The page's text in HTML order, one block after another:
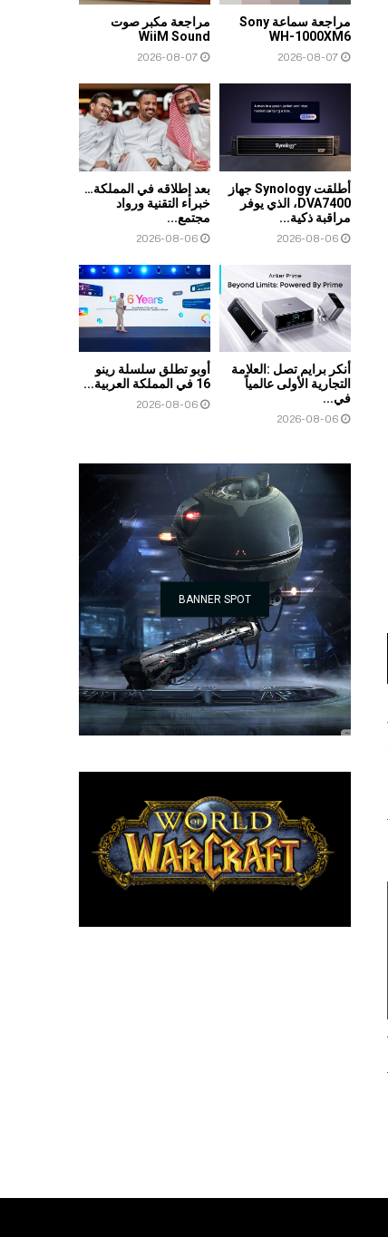
مراجعة سماعة Sony
WH-1000XM6
2026-08-07
مراجعة مكبر صوت
WiiM Sound
2026-08-07
أطلقت Synology جهاز
DVA7400، الذي يوفر
مراقبة ذكية...
2026-08-06
بعد إطلاقه في المملكة…
خبراء التقنية ورواد
مجتمع...
2026-08-06
أنكر برايم تصل :العلامة
التجارية الأولى عالمياً
في...
2026-08-06
أوبو تطلق سلسلة رينو
16 في المملكة العربية...
2026-08-06
BANNER SPOT